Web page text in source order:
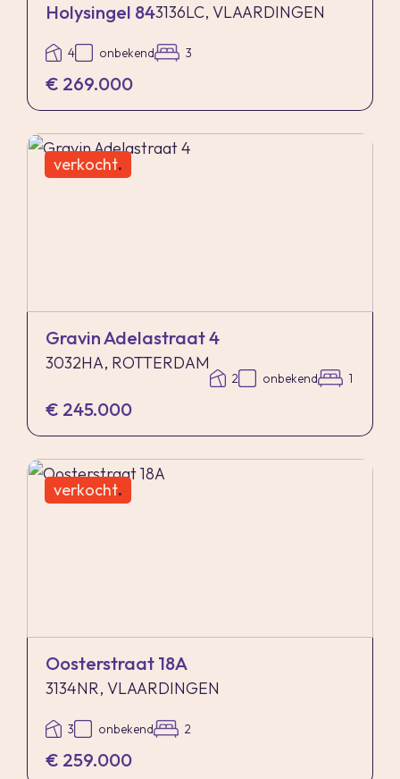
Holysingel 843136LC, VLAARDINGEN
4 onbekend 3
€ 269.000
verkocht.
Gravin Adelastraat 4
3032HA, ROTTERDAM
2 onbekend 1
€ 245.000
verkocht.
Oosterstraat 18A
3134NR, VLAARDINGEN
3 onbekend 2
€ 259.000